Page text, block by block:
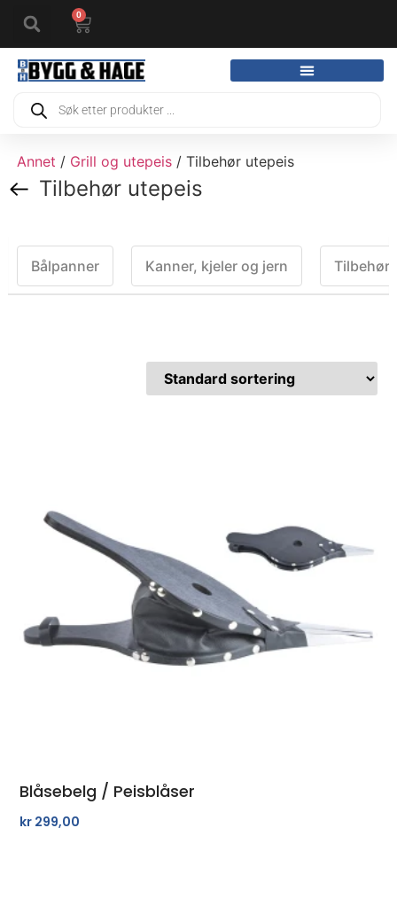
0
Annet / Grill og utepeis/ Tilbehør utepeis
Tilbehør utepeis
Bålpanner Kanner, kjeler og jern Tilbehør
Blåsebelg / Peisblåser
kr 299,00